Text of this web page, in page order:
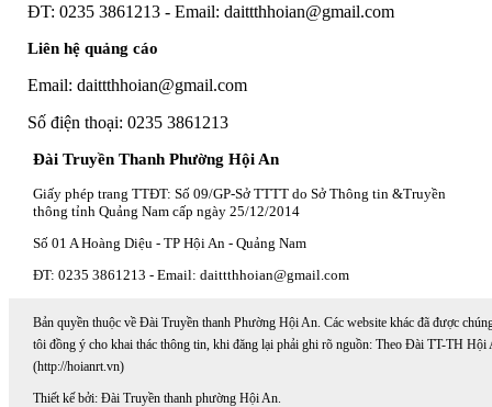
ĐT: 0235 3861213 - Email: daittthhoian@gmail.com
Liên hệ quảng cáo
Email: daittthhoian@gmail.com
Số điện thoại: 0235 3861213
Đài Truyền Thanh Phường Hội An
Giấy phép trang TTĐT: Số 09/GP-Sở TTTT do Sở Thông tin &Truyền
thông tỉnh Quảng Nam cấp ngày 25/12/2014
Số 01 A Hoàng Diệu - TP Hội An - Quảng Nam
ĐT: 0235 3861213 - Email: daittthhoian@gmail.com
Bản quyền thuộc về Đài Truyền thanh Phường Hội An. Các website khác đã được
tôi đồng ý cho khai thác thông tin, khi đăng lại phải ghi rõ nguồn: Theo Đài TT-TH Hội
(http://hoianrt.vn)
Thiết kế bởi: Đài Truyền thanh phường Hội An.